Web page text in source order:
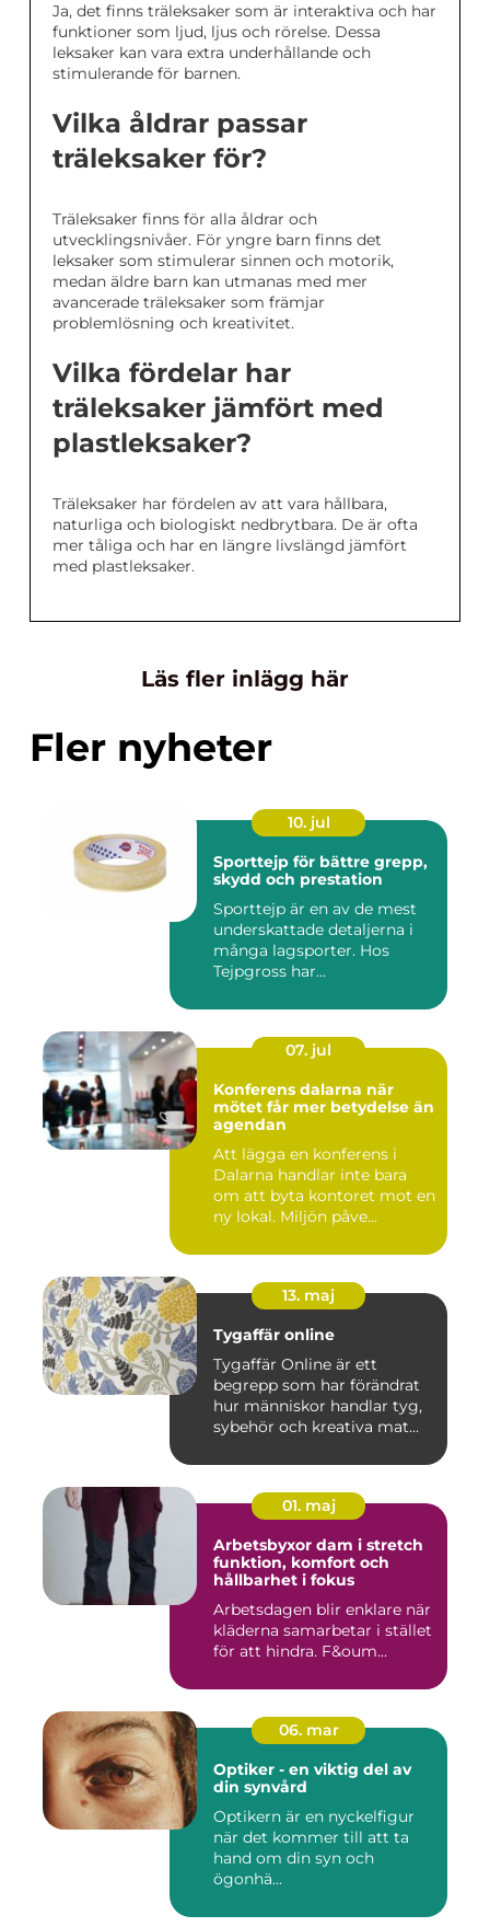
Ja, det finns träleksaker som är interaktiva och har
funktioner som ljud, ljus och rörelse. Dessa
leksaker kan vara extra underhållande och
stimulerande för barnen.
Vilka åldrar passar
träleksaker för?
Träleksaker finns för alla åldrar och
utvecklingsnivåer. För yngre barn finns det
leksaker som stimulerar sinnen och motorik,
medan äldre barn kan utmanas med mer
avancerade träleksaker som främjar
problemlösning och kreativitet.
Vilka fördelar har
träleksaker jämfört med
plastleksaker?
Träleksaker har fördelen av att vara hållbara,
naturliga och biologiskt nedbrytbara. De är ofta
mer tåliga och har en längre livslängd jämfört
med plastleksaker.
Läs fler inlägg här
Fler nyheter
10. jul
Sporttejp för bättre grepp,
skydd och prestation
Sporttejp är en av de mest
underskattade detaljerna i
många lagsporter. Hos
Tejpgross har...
07. jul
Konferens dalarna när
mötet får mer betydelse än
agendan
Att lägga en konferens i
Dalarna handlar inte bara
om att byta kontoret mot en
ny lokal. Miljön påve...
13. maj
Tygaffär online
Tygaffär Online är ett
begrepp som har förändrat
hur människor handlar tyg,
sybehör och kreativa mat...
01. maj
Arbetsbyxor dam i stretch
funktion, komfort och
hållbarhet i fokus
Arbetsdagen blir enklare när
kläderna samarbetar i stället
för att hindra. F&oum...
06. mar
Optiker - en viktig del av
din synvård
Optikern är en nyckelfigur
när det kommer till att ta
hand om din syn och
ögonhä...